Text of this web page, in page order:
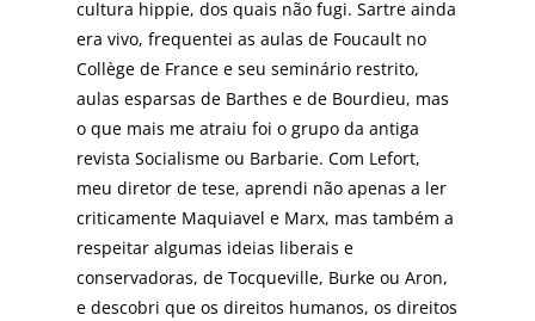
cultura hippie, dos quais não fugi. Sartre ainda
era vivo, frequentei as aulas de Foucault no
Collège de France e seu seminário restrito,
aulas esparsas de Barthes e de Bourdieu, mas
o que mais me atraiu foi o grupo da antiga
revista Socialisme ou Barbarie. Com Lefort,
meu diretor de tese, aprendi não apenas a ler
criticamente Maquiavel e Marx, mas também a
respeitar algumas ideias liberais e
conservadoras, de Tocqueville, Burke ou Aron,
e descobri que os direitos humanos, os direitos